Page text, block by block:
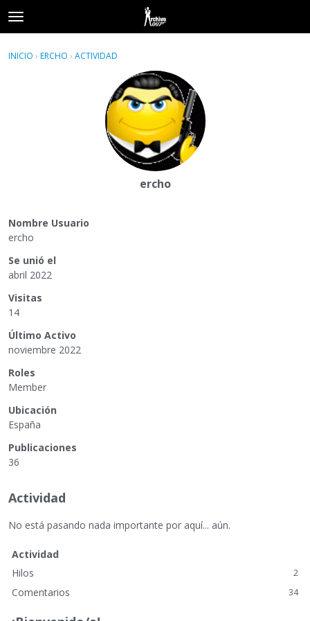
t
o
gAcceder · Registrarse
INICIO › ERCHO › ACTIVIDAD
ercho
Nombre Usuario
ercho
Se unió el
abril 2022
Visitas
14
Último Activo
noviembre 2022
Roles
Member
Ubicación
España
Publicaciones
36
Actividad
No está pasando nada importante por aquí... aún.
Actividad
Hilos
2
Comentarios 34